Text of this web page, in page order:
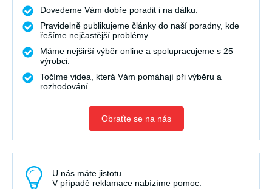
Dovedeme Vám dobře poradit i na dálku.
Pravidelně publikujeme články do naší poradny, kde
řešíme nejčastější problémy.
Máme nejširší výběr online a spolupracujeme s 25
výrobci.
Točíme videa, která Vám pomáhají při výběru a
rozhodování.
Obraťte se na nás
U nás máte jistotu.
V případě reklamace nabízíme pomoc.